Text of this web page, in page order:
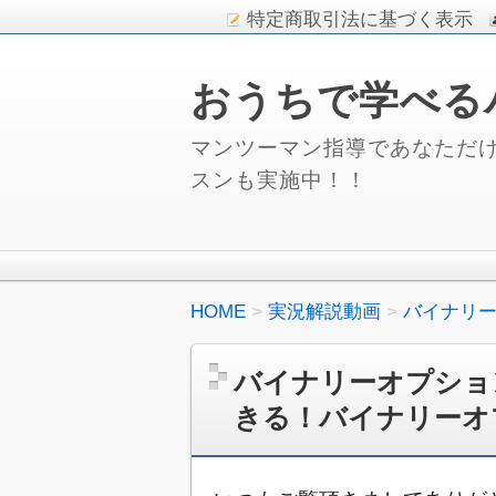
特定商取引法に基づく表示
おうちで学べ
マンツーマン指導であなただ
スンも実施中！！
HOME 実況解説動画 バイナリ
バイナリーオプシ
きる！バイナリー